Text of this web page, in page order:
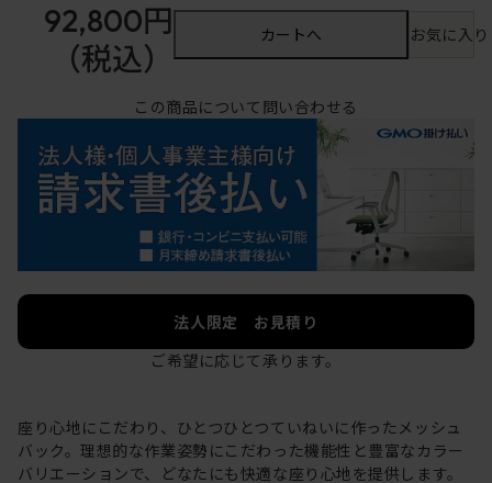
92,800円
（税込）
カートへ お気に入
この商品について問い合わせる
法人限定 お見積り
ご希望に応じて承ります。
座り心地にこだわり、ひとつひとつていねいに作ったメッシュ
バック。理想的な作業姿勢にこだわった機能性と豊富なカラー
バリエーションで、どなたにも快適な座り心地を提供します。